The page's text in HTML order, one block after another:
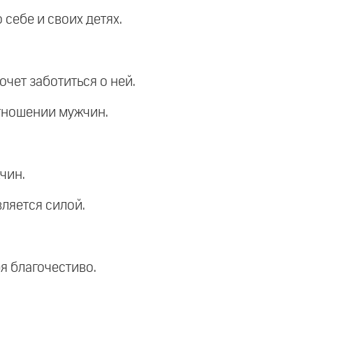
и своих детях.
заботиться о ней.
мужчин.
силой.
благочестиво.